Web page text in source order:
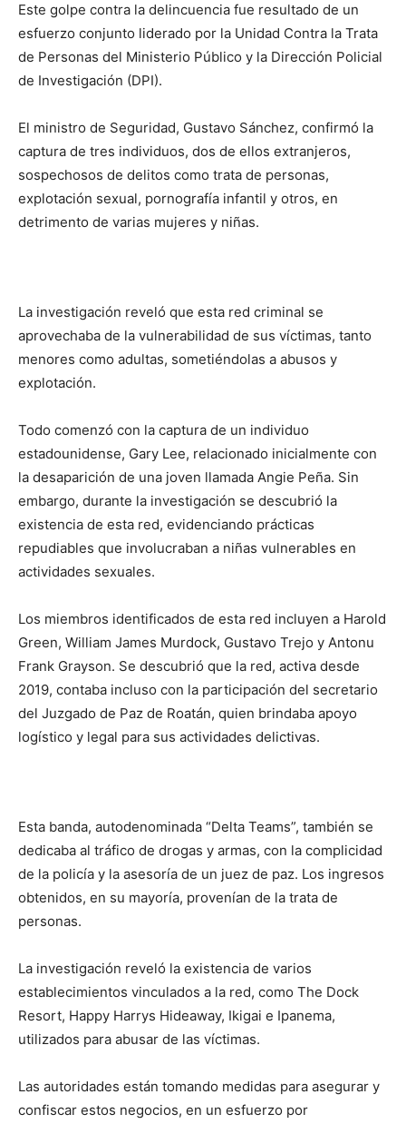
Este golpe contra la delincuencia fue resultado de un
esfuerzo conjunto liderado por la Unidad Contra la Trata
de Personas del Ministerio Público y la Dirección Policial
de Investigación (DPI).
El ministro de Seguridad, Gustavo Sánchez, confirmó la
captura de tres individuos, dos de ellos extranjeros,
sospechosos de delitos como trata de personas,
explotación sexual, pornografía infantil y otros, en
detrimento de varias mujeres y niñas.
La investigación reveló que esta red criminal se
aprovechaba de la vulnerabilidad de sus víctimas, tanto
menores como adultas, sometiéndolas a abusos y
explotación.
Todo comenzó con la captura de un individuo
estadounidense, Gary Lee, relacionado inicialmente con
la desaparición de una joven llamada Angie Peña. Sin
embargo, durante la investigación se descubrió la
existencia de esta red, evidenciando prácticas
repudiables que involucraban a niñas vulnerables en
actividades sexuales.
Los miembros identificados de esta red incluyen a Harold
Green, William James Murdock, Gustavo Trejo y Antonu
Frank Grayson. Se descubrió que la red, activa desde
2019, contaba incluso con la participación del secretario
del Juzgado de Paz de Roatán, quien brindaba apoyo
logístico y legal para sus actividades delictivas.
Esta banda, autodenominada “Delta Teams”, también se
dedicaba al tráfico de drogas y armas, con la complicidad
de la policía y la asesoría de un juez de paz. Los ingresos
obtenidos, en su mayoría, provenían de la trata de
personas.
La investigación reveló la existencia de varios
establecimientos vinculados a la red, como The Dock
Resort, Happy Harrys Hideaway, Ikigai e Ipanema,
utilizados para abusar de las víctimas.
Las autoridades están tomando medidas para asegurar y
confiscar estos negocios, en un esfuerzo por